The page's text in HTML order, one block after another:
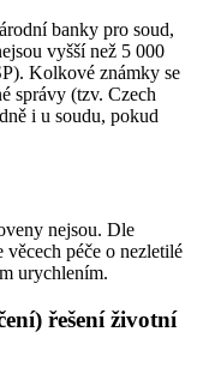
banky pro soud,
vyšší než 5 000
Kolkové známky se
správy (tzv. Czech
i u soudu, pokud
nejsou. Dle
péče o nezletilé
urychlením.
řešení životní